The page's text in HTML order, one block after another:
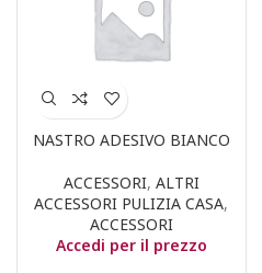
NASTRO ADESIVO BIANCO
ACCESSORI, ALTRI
ACCESSORI PULIZIA CASA,
ACCESSORI
Accedi per il prezzo